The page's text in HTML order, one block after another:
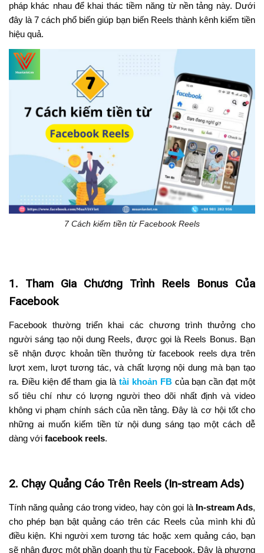
pháp khác nhau để khai thác tiềm năng từ nền tảng này. Dưới
đây là 7 cách phổ biến giúp bạn biến Reels thành kênh kiếm tiền
hiệu quả.
7 Cách kiếm tiền từ Facebook Reels
1. Tham Gia Chương Trình Reels Bonus Của
Facebook
Facebook thường triển khai các chương trình thưởng cho
người sáng tạo nội dung Reels, được gọi là Reels Bonus. Bạn
sẽ nhận được khoản tiền thưởng từ facebook reels dựa trên
lượt xem, lượt tương tác, và chất lượng nội dung mà bạn tạo
ra. Điều kiện để tham gia là tài khoản FBcủa bạn cần đạt một
số tiêu chí như có lượng người theo dõi nhất định và video
không vi phạm chính sách của nền tảng. Đây là cơ hội tốt cho
những ai muốn kiếm tiền từ nội dung sáng tạo một cách dễ
dàng với facebook reels.
2. Chạy Quảng Cáo Trên Reels (In-stream Ads)
Tính năng quảng cáo trong video, hay còn gọi là In-stream Ads,
cho phép bạn bật quảng cáo trên các Reels của mình khi đủ
điều kiện. Khi người xem tương tác hoặc xem quảng cáo, bạn
sẽ nhận được một phần doanh thu từ Facebook. Đây là phương